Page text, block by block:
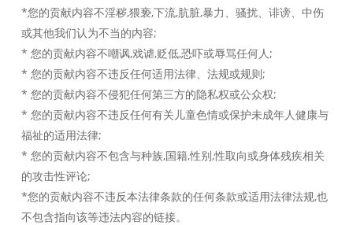
*您的贡献内容不淫秽,猥亵,下流,肮脏,暴力、骚扰、诽谤、中伤
或其他我们认为不当的内容;
* 您的贡献内容不嘲讽,戏谑,贬低,恐吓或辱骂任何人;
* 您的贡献内容不违反任何适用法律、法规或规则;
* 您的贡献内容不侵犯任何第三方的隐私权或公众权;
* 您的贡献内容不违反任何有关儿童色情或保护未成年人健康与
福祉的适用法律;
* 您的贡献内容不包含与种族,国籍,性别,性取向或身体残疾相关
的攻击性评论;
*您的贡献内容不违反本法律条款的任何条款或适用法律法规,也
不包含指向该等违法内容的链接。